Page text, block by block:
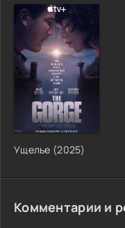
Ущелье (2025)
Комментарии и